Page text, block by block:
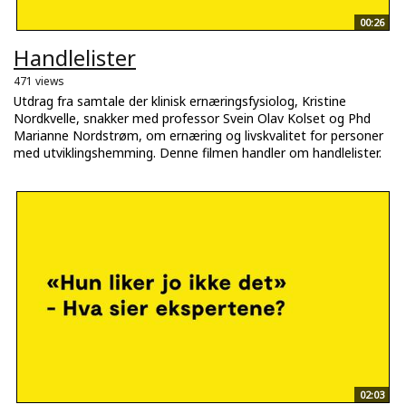
00:26
Handlelister
471 views
Utdrag fra samtale der klinisk ernæringsfysiolog, Kristine
Nordkvelle, snakker med professor Svein Olav Kolset og Phd
Marianne Nordstrøm, om ernæring og livskvalitet for personer
med utviklingshemming. Denne filmen handler om handlelister.
02:03